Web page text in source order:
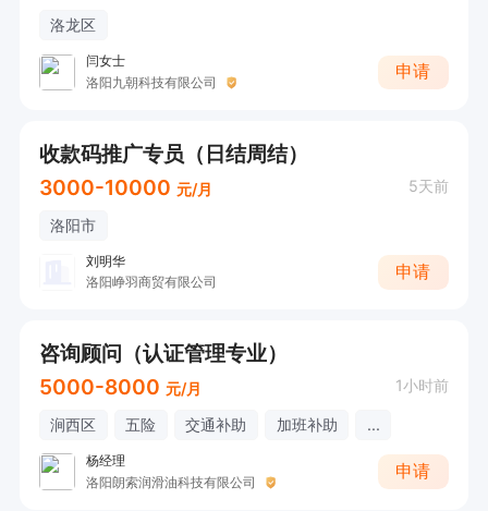
洛龙区
闫女士
洛阳九朝科技有限公司
申请
收款码推广专员（日结周结）
3000-10000 元/月 5天前
洛阳市
刘明华
洛阳峥羽商贸有限公司
申请
咨询顾问（认证管理专业）
5000-8000 元/月 1小时前
涧西区 五险 交通补助 加班补助 ...
杨经理
洛阳朗索润滑油科技有限公司
申请